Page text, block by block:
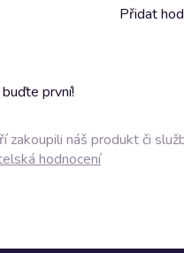
první!
Přidat
náš produkt či
hodnocení